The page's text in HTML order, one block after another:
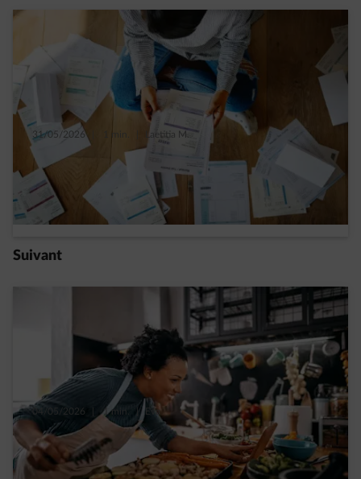
31/05/2026 Laetitia M.
À Bruxelles, dans votre facture d’énergie il y
a…
Read more
Suivant
04/05/2026 1 min. Eva
Batch cooking, cuisinez 2 h le dimanche,
économisez toute la semaine